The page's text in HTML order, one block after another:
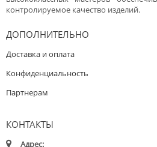
контролируемое качество изделий.
ДОПОЛНИТЕЛЬНО
Доставка и оплата
Конфиденциальность
Партнерам
КОНТАКТЫ
Адрес: